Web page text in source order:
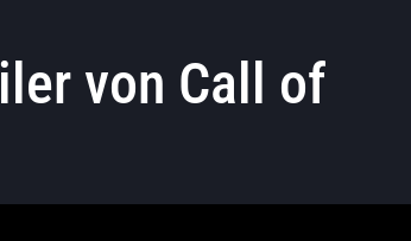
von Call of